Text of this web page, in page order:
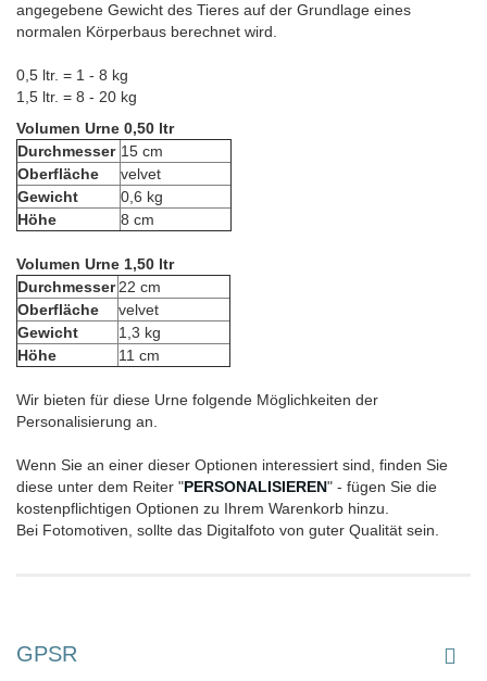
angegebene Gewicht des Tieres auf der Grundlage eines
normalen Körperbaus berechnet wird.
0,5 ltr. = 1 - 8 kg
1,5 ltr. = 8 - 20 kg
Volumen Urne 0,50 ltr
Durchmesser 15 cm
Oberfläche
velvet
Gewicht
0,6 kg
Höhe
8 cm
Volumen Urne 1,50 ltr
Durchmesser22 cm
Oberfläche
velvet
Gewicht
1,3 kg
Höhe
11 cm
Wir bieten für diese Urne folgende Möglichkeiten der
Personalisierung an.
Wenn Sie an einer dieser Optionen interessiert sind, finden Sie
diese unter dem Reiter "PERSONALISIEREN" - fügen Sie die
kostenpflichtigen Optionen zu Ihrem Warenkorb hinzu.
Bei Fotomotiven, sollte das Digitalfoto von guter Qualität sein.
GPSR